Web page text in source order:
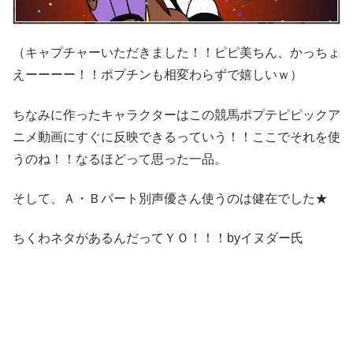
（キャプチャーいただきました！！ピピ美ちん、かっちょ
えーーーー！！ポプチンも相変わらずで嬉しいｗ）
ちなみに作ったキャラクターはこの競馬ポプテピピックア
ニメ動画にすぐに反映できるっていう！！ここでそれを使
うのね！！なるほどって思った一品。
そして、Ａ・Ｂパート別声優さん使うのは健在でした★
ちくわネタがあるんだってＹＯ！！！byイヌダー氏